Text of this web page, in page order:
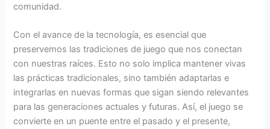
comunidad.
Con el avance de la tecnología, es esencial que
preservemos las tradiciones de juego que nos conectan
con nuestras raíces. Esto no solo implica mantener vivas
las prácticas tradicionales, sino también adaptarlas e
integrarlas en nuevas formas que sigan siendo relevantes
para las generaciones actuales y futuras. Así, el juego se
convierte en un puente entre el pasado y el presente,